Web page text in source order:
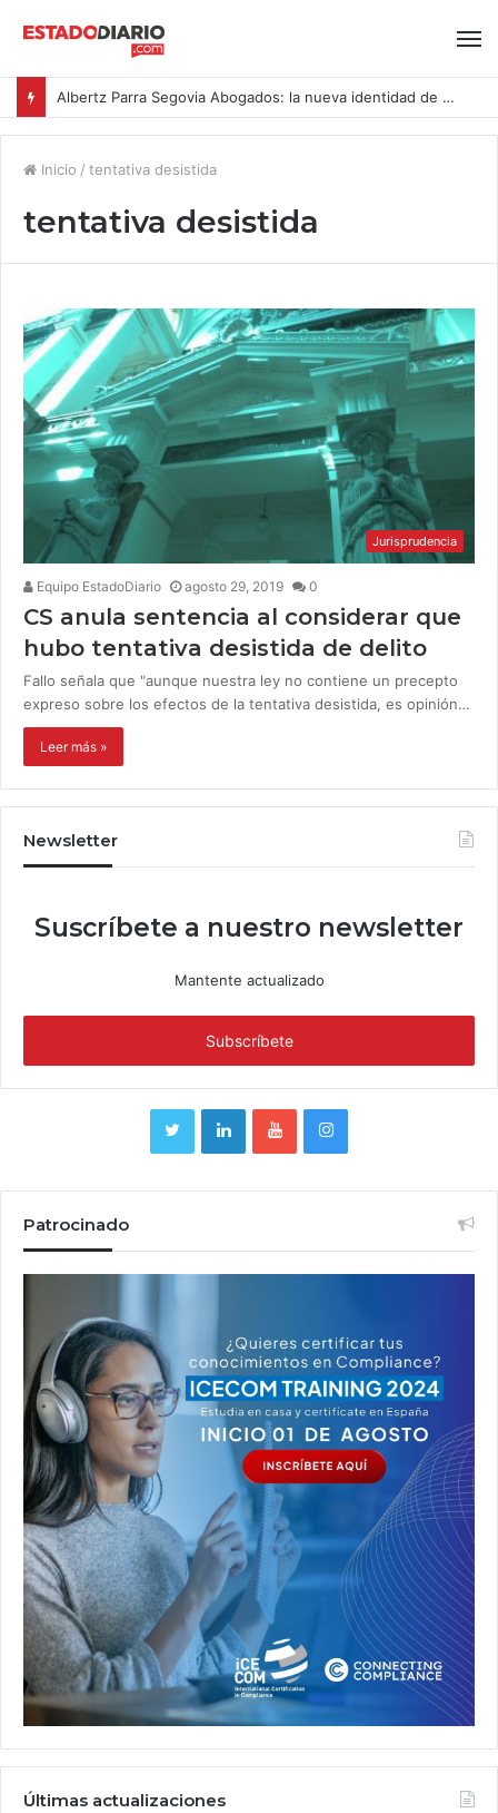
Albertz Parra Segovia Abogados: la nueva identidad de Segovia Consulting
Inicio / tentativa desistida
tentativa desistida
Jurisprudencia
Equipo EstadoDiario agosto 29, 2019 0
CS anula sentencia al considerar que
hubo tentativa desistida de delito
Fallo señala que "aunque nuestra ley no contiene un precepto
expreso sobre los efectos de la tentativa desistida, es opinión…
Leer más »
Newsletter
Suscríbete a nuestro newsletter
Mantente actualizado
Patrocinado
Últimas actualizaciones